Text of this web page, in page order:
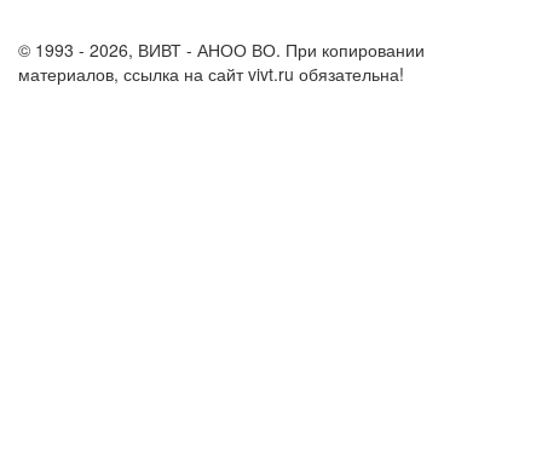
© 1993 - 2026, ВИВТ - АНОО ВО. При копировании
материалов, ссылка на сайт vivt.ru обязательна!